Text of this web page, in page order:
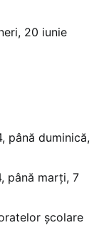
20 iunie
până duminică,
până marți, 7
școlare